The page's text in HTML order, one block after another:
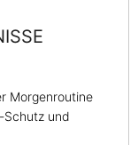
Morgenroutine
Schutz und